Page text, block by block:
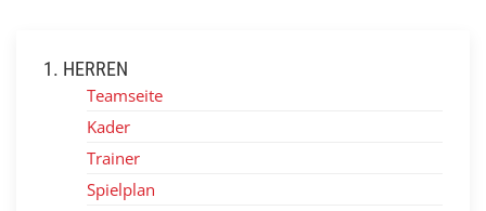
1. HERREN
Teamseite
Kader
Trainer
Spielplan